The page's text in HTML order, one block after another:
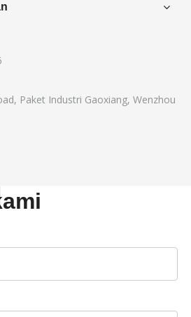
Paket Industri Gaoxiang, Wenzhou